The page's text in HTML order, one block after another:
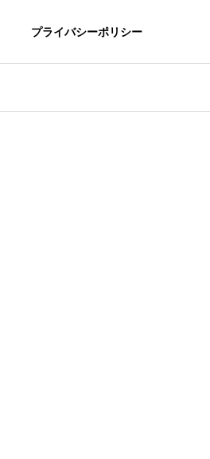
プライバシーポリシー